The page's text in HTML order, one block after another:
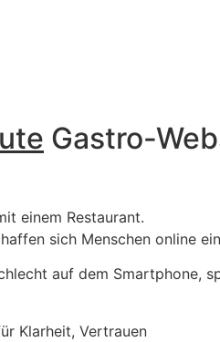
Gastro-
einem Restaurant.
sich Menschen online
auf dem Smartphone,
Klarheit, Vertrauen